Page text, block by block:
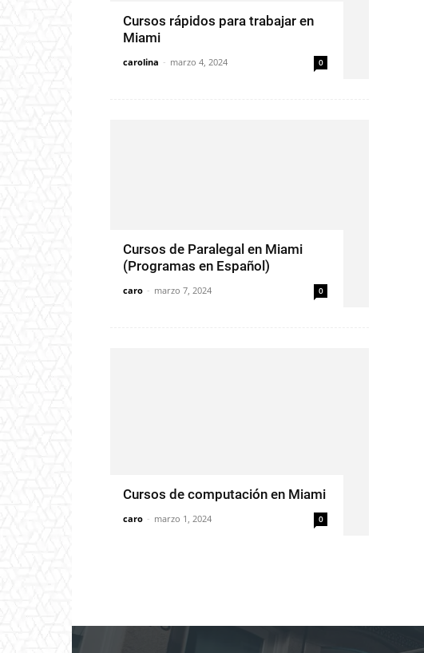
Cursos rápidos para trabajar en
Miami
carolina - marzo 4, 2024 0
Cursos de Paralegal en Miami
(Programas en Español)
caro - marzo 7, 2024 0
Cursos de computación en Miami
caro - marzo 1, 2024 0